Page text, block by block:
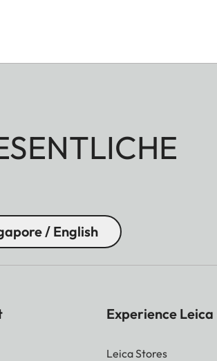
/ English
Experience Leica
Leica Stores